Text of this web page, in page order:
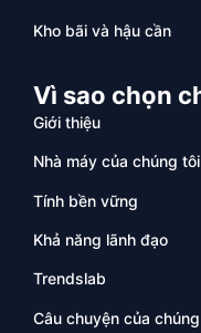
Kho bãi và hậu cần
Vì sao chọn
Giới thiệu
Nhà máy của chúng tôi
Tính bền vững
Khả năng lãnh đạo
Trendslab
Câu chuyện của